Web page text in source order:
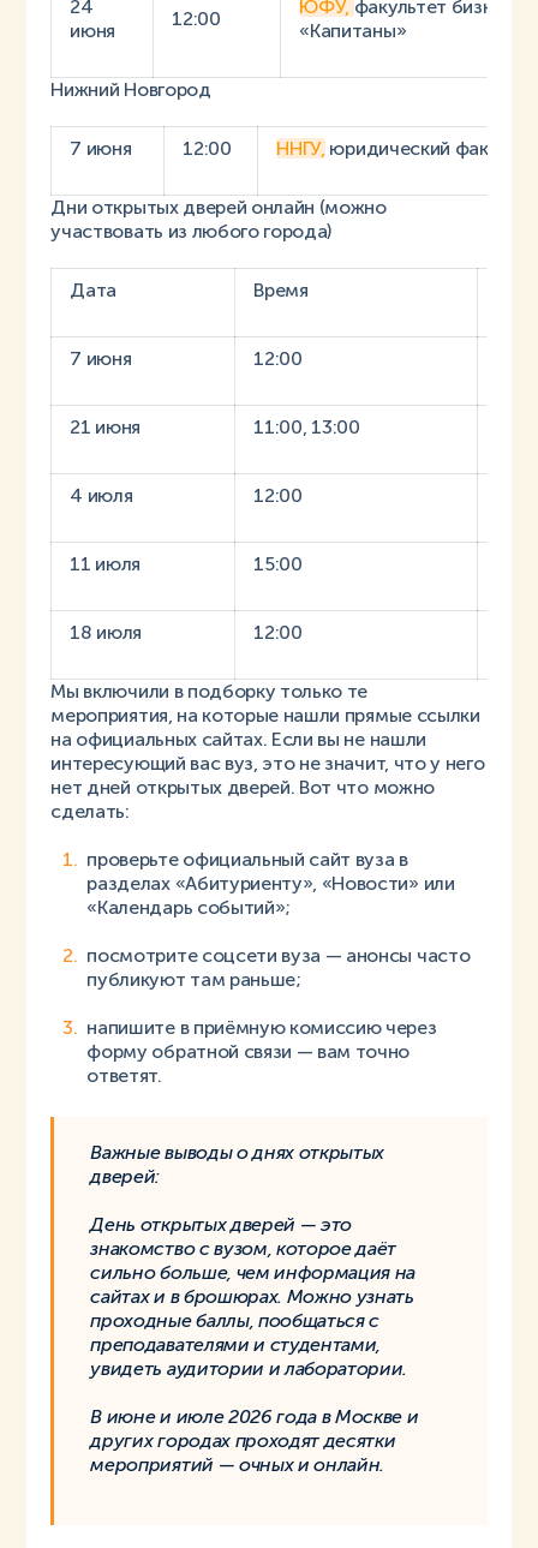
24
июня
12:00
ЮФУ, факультет бизнеса
«Капитаны»
Нижний Новгород
7 июня 12:00 ННГУ, юридический
Дни открытых дверей онлайн (можно
участвовать из любого города)
Дата Время
7 июня 12:00
21 июня 11:00, 13:00
4 июля 12:00
11 июля 15:00
18 июля 12:00
Мы включили в подборку только те
мероприятия, на которые нашли прямые ссылки
на официальных сайтах. Если вы не нашли
интересующий вас вуз, это не значит, что у него
нет дней открытых дверей. Вот что можно
сделать:
проверьте официальный сайт вуза в
разделах «Абитуриенту», «Новости» или
«Календарь событий»;
посмотрите соцсети вуза — анонсы часто
публикуют там раньше;
напишите в приёмную комиссию через
форму обратной связи — вам точно
ответят.
Важные выводы о днях открытых
дверей:
День открытых дверей — это
знакомство с вузом, которое даёт
сильно больше, чем информация на
сайтах и в брошюрах. Можно узнать
проходные баллы, пообщаться с
преподавателями и студентами,
увидеть аудитории и лаборатории.
В июне и июле 2026 года в Москве и
других городах проходят десятки
мероприятий — очных и онлайн.